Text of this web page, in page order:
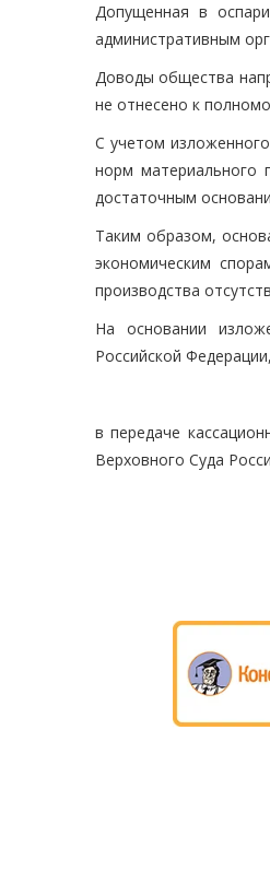
Допущенная в
административным
Доводы общества
не отнесено к
С учетом
норм материального
достаточным
Таким образом,
экономическим
производства
На основании
Российской
в передаче
Верховного Суда